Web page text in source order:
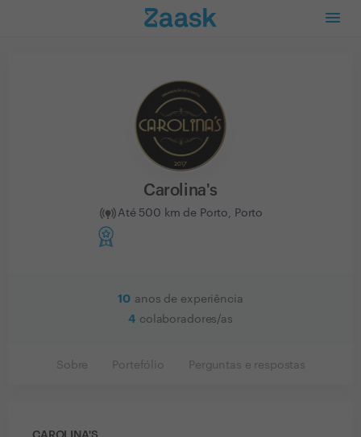
Carolina's
Até 500 km de Porto, Porto
10 anos de experiência
4 colaboradores/as
Sobre Portefólio Perguntas e respostas